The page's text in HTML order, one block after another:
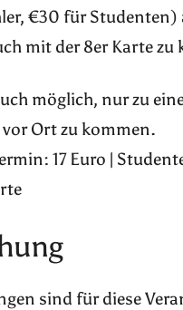
€30 für Studenten)
mit der 8er Karte zu
möglich, nur zu
vor Ort zu kommen.
17 Euro |
sind für diese